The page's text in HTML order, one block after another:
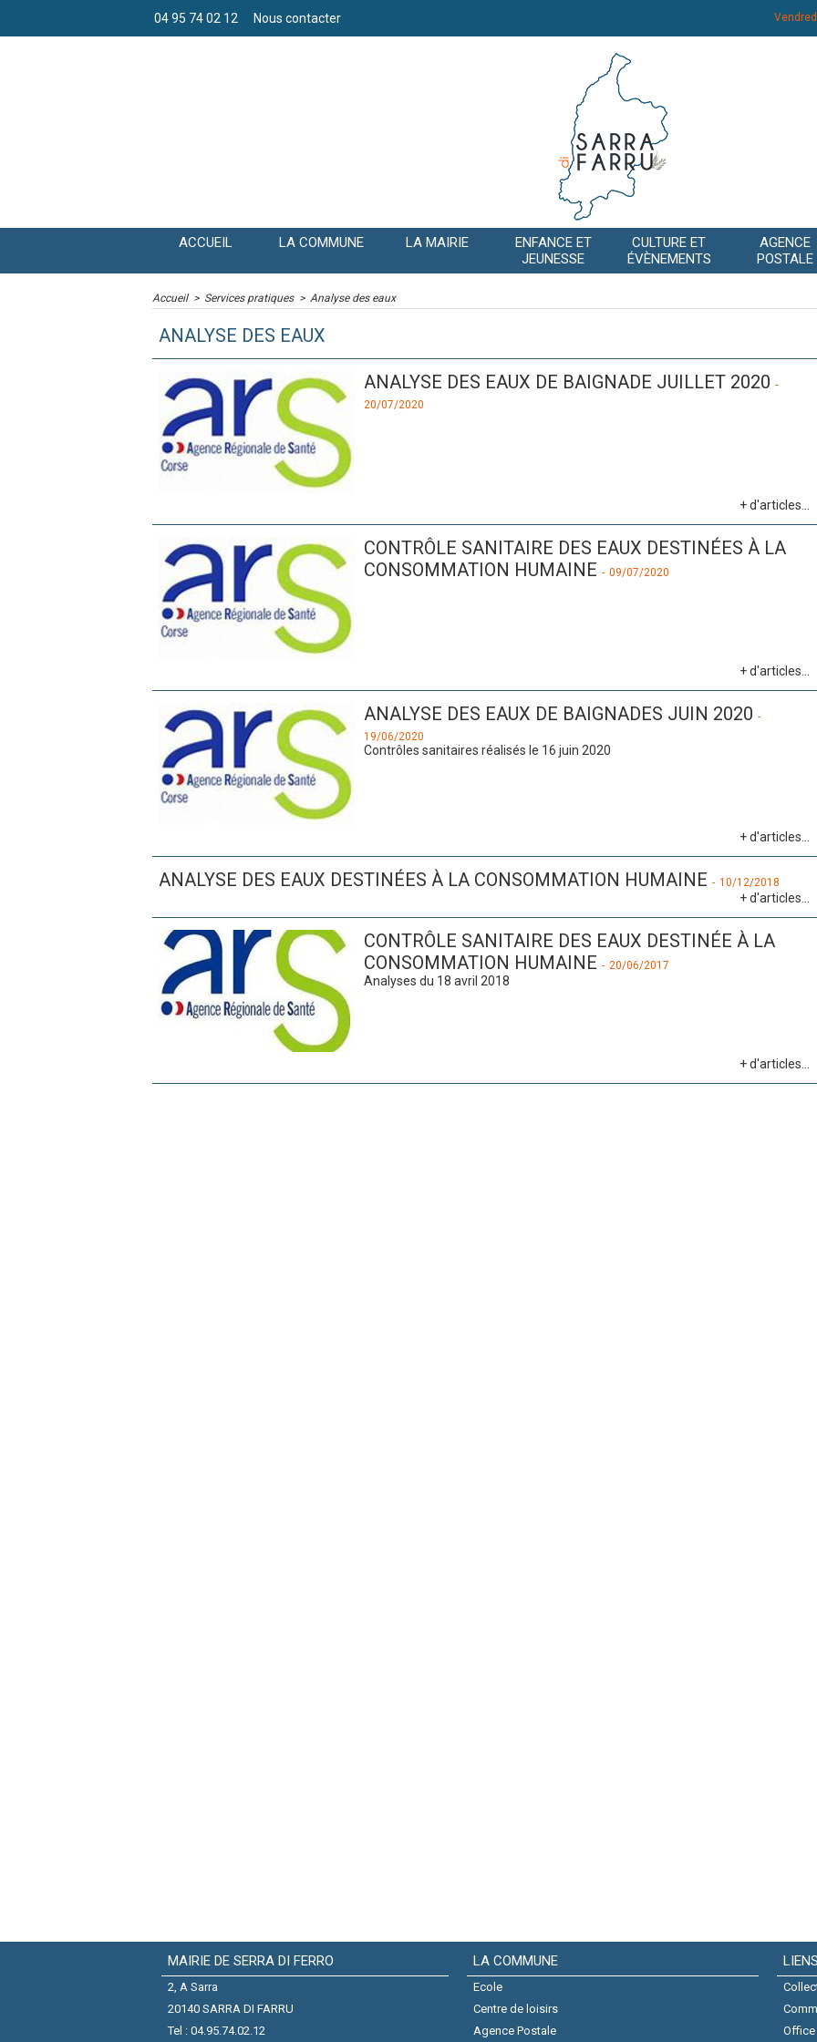
04 95 74 02 12 Nous contacter
ACCUEIL LA COMMUNE LA MAIRIE
ENFANCE ET
JEUNESSE
CULTURE ET
ÉVÈNEMENTS
AGENCE
POSTALE
Accueil > Services pratiques > Analyse des eaux
ANALYSE DES EAUX
ANALYSE DES EAUX DE BAIGNADE JUILLET 2020 -
20/07/2020
+ d'articles...
CONTRÔLE SANITAIRE DES EAUX DESTINÉES À LA
CONSOMMATION HUMAINE - 09/07/2020
+ d'articles...
ANALYSE DES EAUX DE BAIGNADES JUIN 2020 -
19/06/2020
Contrôles sanitaires réalisés le 16 juin 2020
+ d'articles...
ANALYSE DES EAUX DESTINÉES À LA CONSOMMATION HUMAINE - 10/12/2018
+ d'articles...
CONTRÔLE SANITAIRE DES EAUX DESTINÉE À LA
CONSOMMATION HUMAINE - 20/06/2017
Analyses du 18 avril 2018
+ d'articles...
MAIRIE DE SERRA DI FERRO
2, A Sarra
20140 SARRA DI FARRU
Tel : 04.95.74.02.12
LA COMMUNE
Ecole
Centre de loisirs
Agence Postale
Office